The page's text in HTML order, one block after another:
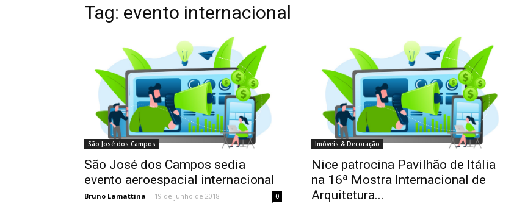
Tag: evento internacional
São José dos Campos
São José dos Campos sedia
evento aeroespacial internacional
Bruno Lamattina - 19 de junho de 2018 0
Imóveis & Decoração
Nice patrocina Pavilhão de Itália
na 16ª Mostra Internacional de
Arquitetura...